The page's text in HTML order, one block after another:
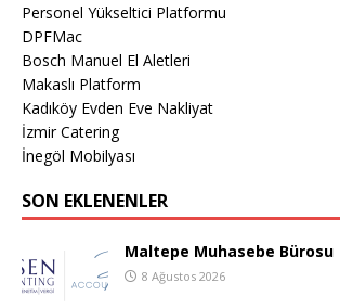
Personel Yükseltici Platformu
DPFMac
Bosch Manuel El Aletleri
Makaslı Platform
Kadıköy Evden Eve Nakliyat
İzmir Catering
İnegöl Mobilyası
SON EKLENENLER
Maltepe Muhasebe Bürosu
8 Ağustos 2026